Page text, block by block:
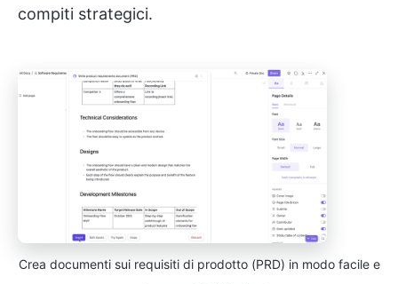
compiti strategici.
Crea documenti sui requisiti di prodotto (PRD) in modo facile e